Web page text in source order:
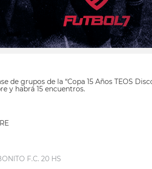
de grupos de la “Copa 15 Años TEOS
y habrá 15 encuentros.
F.C. 20 HS